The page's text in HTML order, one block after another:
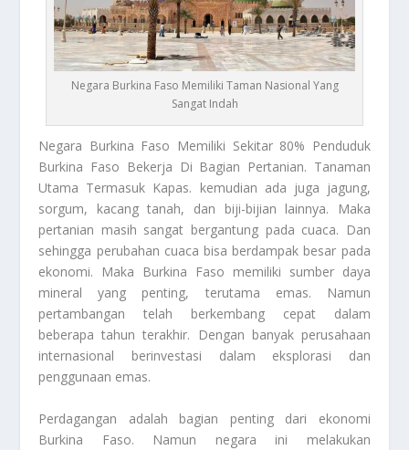
Negara Burkina Faso Memiliki Taman Nasional Yang
Sangat Indah
Negara Burkina Faso Memiliki Sekitar 80% Penduduk
Burkina Faso Bekerja Di Bagian Pertanian. Tanaman
Utama Termasuk Kapas. kemudian ada juga jagung,
sorgum, kacang tanah, dan biji-bijian lainnya. Maka
pertanian masih sangat bergantung pada cuaca. Dan
sehingga perubahan cuaca bisa berdampak besar pada
ekonomi. Maka Burkina Faso memiliki sumber daya
mineral yang penting, terutama emas. Namun
pertambangan telah berkembang cepat dalam
beberapa tahun terakhir. Dengan banyak perusahaan
internasional berinvestasi dalam eksplorasi dan
penggunaan emas.
Perdagangan adalah bagian penting dari ekonomi
Burkina Faso. Namun negara ini melakukan